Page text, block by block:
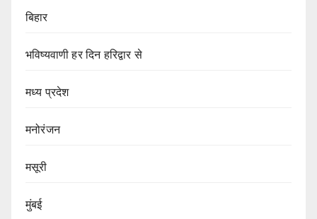
बिहार
भविष्यवाणी हर दिन हरिद्वार से
मध्य प्रदेश
मनोरंजन
मसूरी
मुंबई